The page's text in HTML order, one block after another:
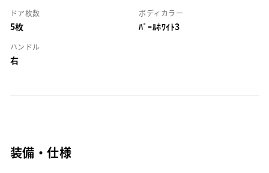
ドア枚数
5枚
ボディカラー
ﾊﾟｰﾙﾎﾜｲﾄ3
ハンドル
右
装備・仕様